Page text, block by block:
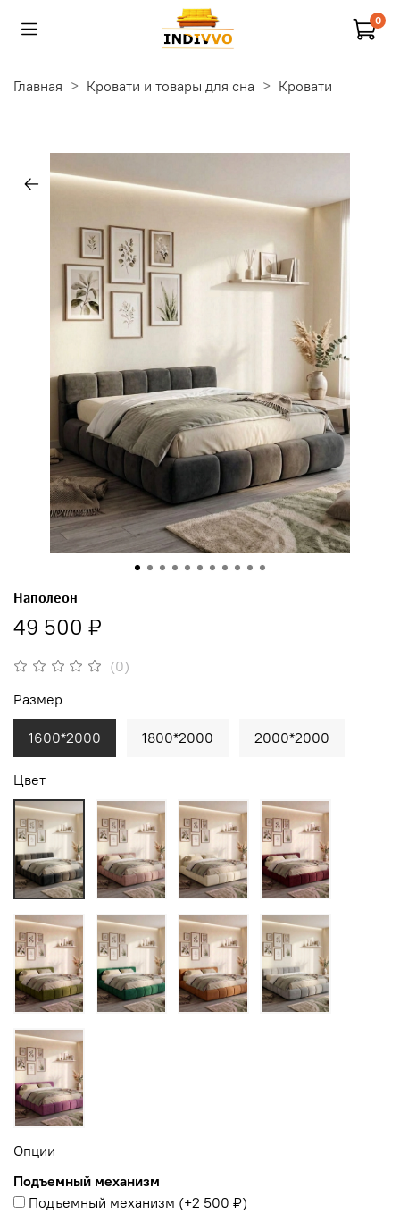
0
Главная Кровати и товары для сна Кровати
(0)
Наполеон
49 500 ₽
Размер
1600*2000 1800*2000 2000*2000
Цвет
Опции
Подъемный механизм
Подъемный механизм (+2 500 ₽)